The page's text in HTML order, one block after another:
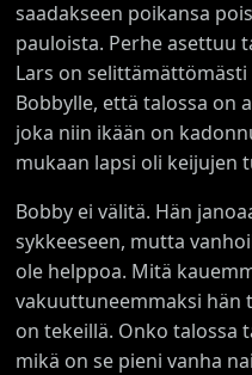
saadakseen poikansa
pauloista. Perhe asettuu
Lars on
Bobbylle, että talossa on
joka niin ikään on
mukaan lapsi oli keijujen
Bobby ei välitä. Hän
sykkeeseen, mutta
ole helppoa. Mitä
vakuuttuneemmaksi hän
on tekeillä. Onko talossa
mikä on se pieni vanha